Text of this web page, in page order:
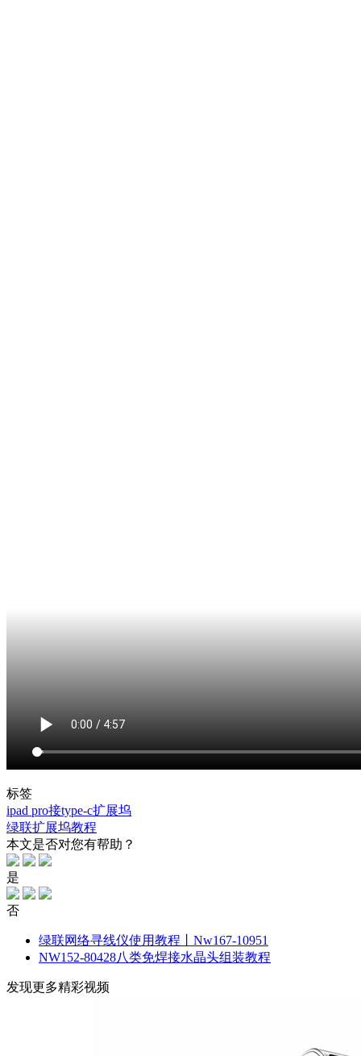
标签
ipad pro接type-c扩展坞
绿联扩展坞教程
本文是否对您有帮助？
是
否
绿联网络寻线仪使用教程丨Nw167-10951
NW152-80428八类免焊接水晶头组装教程
发现更多精彩视频